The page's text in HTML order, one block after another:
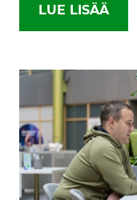
LUE LISÄÄ